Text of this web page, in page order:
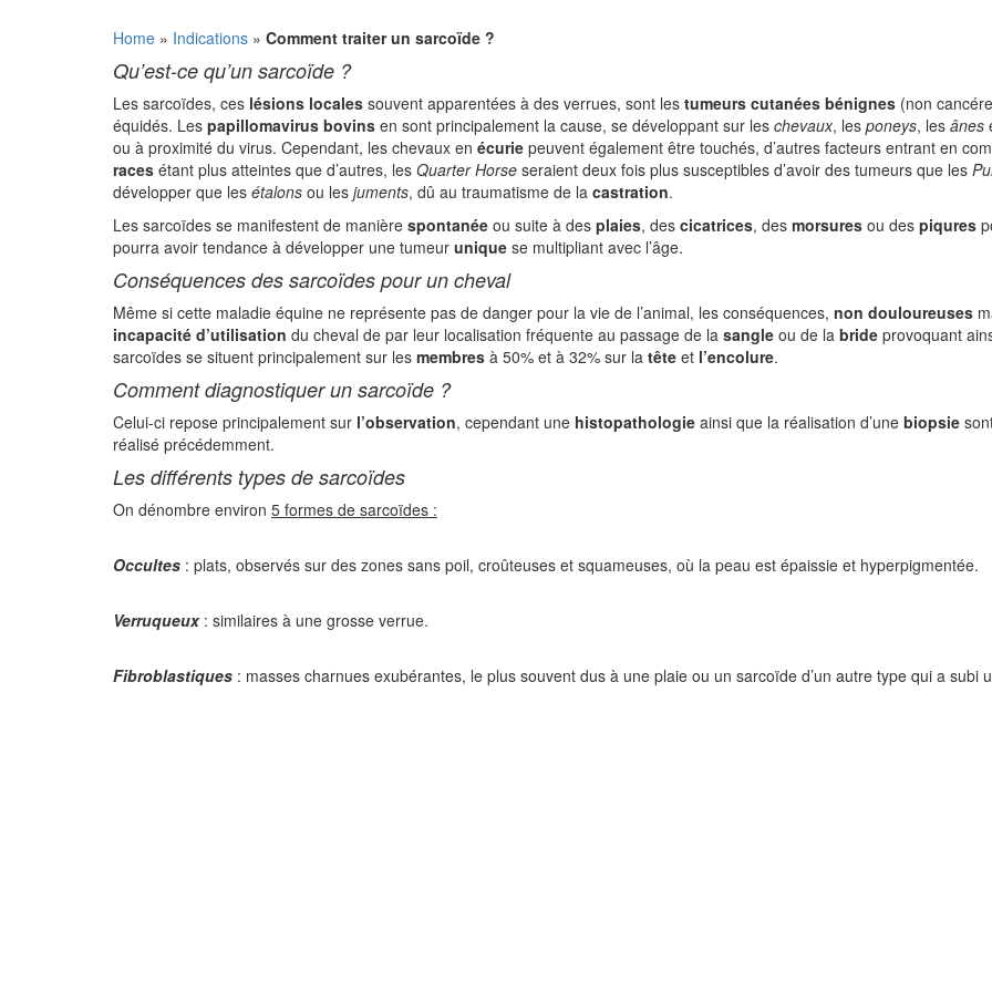
Home » Indications » Comment traiter un sarcoïde ?
Qu’est-ce qu’un sarcoïde ?
Les sarcoïdes, ces lésions locales souvent apparentées à des verrues, sont les tumeurs cutanées bénignes (non
équidés. Les papillomavirus bovins en sont principalement la cause, se développant sur les chevaux, les poneys, les ânes
ou à proximité du virus. Cependant, les chevaux en écurie peuvent également être touchés, d’autres facteurs entrant en
races étant plus atteintes que d’autres, les Quarter Horse seraient deux fois plus susceptibles d’avoir des tumeurs que les
développer que les étalons ou les juments, dû au traumatisme de la castration.
Les sarcoïdes se manifestent de manière spontanée ou suite à des plaies, des cicatrices, des morsures ou des piqures
pourra avoir tendance à développer une tumeur unique se multipliant avec l’âge.
Conséquences des sarcoïdes pour un cheval
Même si cette maladie équine ne représente pas de danger pour la vie de l’animal, les conséquences, non douloureuses
incapacité d’utilisation du cheval de par leur localisation fréquente au passage de la sangle ou de la bride provoquant
sarcoïdes se situent principalement sur les membres à 50% et à 32% sur la tête et l’encolure.
Comment diagnostiquer un sarcoïde ?
Celui-ci repose principalement sur l’observation, cependant une histopathologie ainsi que la réalisation d’une biopsie
réalisé précédemment.
Les différents types de sarcoïdes
On dénombre environ 5 formes de sarcoïdes :
Occultes : plats, observés sur des zones sans poil, croûteuses et squameuses, où la peau est épaissie et hyperpigmentée.
Verruqueux : similaires à une grosse verrue.
Fibroblastiques : masses charnues exubérantes, le plus souvent dus à une plaie ou un sarcoïde d’un autre type qui a subi